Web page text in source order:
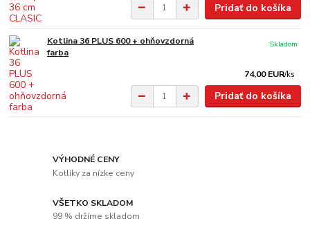
Pridať do košíka
Kotlina 36 PLUS 600 + ohňovzdorná
farba
74,00 EUR/ks
Skladom
Pridať do košíka
VÝHODNÉ CENY
Kotlíky za nízke ceny
VŠETKO SKLADOM
99 % držíme skladom